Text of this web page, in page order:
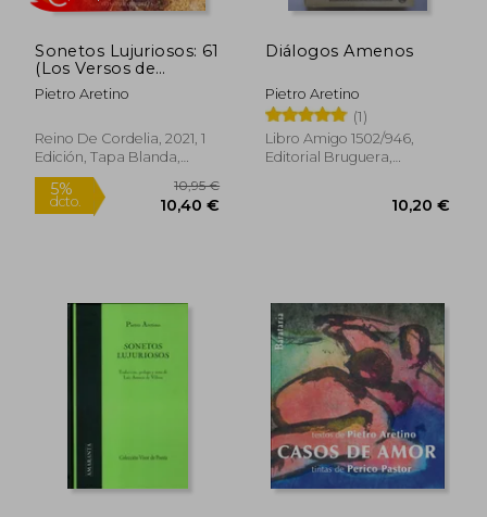
Sonetos Lujuriosos: 61
(Los Versos de
Cordelia)
Pietro Aretino
Reino De Cordelia, 2021, 1
Edición, Tapa Blanda,
Nuevo
Rápido
Diálogos Amenos
Pietro Aretino
(1)
Libro Amigo 1502/946,
Editorial Bruguera,